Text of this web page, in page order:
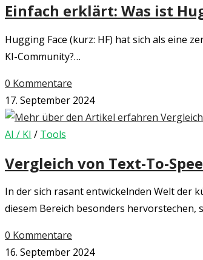
–
Der
von
Labs
Einfach erklärt: Was ist
Hugging Face (kurz: HF) hat sich als eine
KI-Community?…
0 Kommentare
17. September 2024
AI / KI / Tools
Vergleich von Text-To-
In der sich rasant entwickelnden Welt der
diesem Bereich besonders hervorstechen,
0 Kommentare
16. September 2024